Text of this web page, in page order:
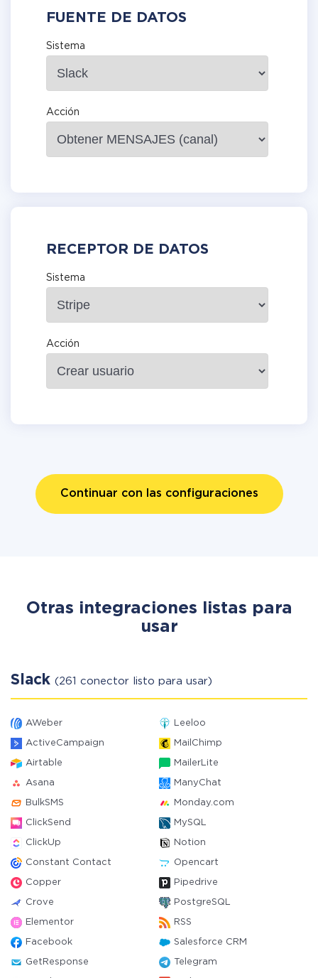
FUENTE DE DATOS
Sistema
Acción
RECEPTOR DE DATOS
Sistema
Acción
Continuar con las configuraciones
Otras integraciones listas para
usar
Slack (261 conector listo para usar)
AWeber Leeloo
ActiveCampaign MailChimp
Airtable MailerLite
Asana ManyChat
BulkSMS Monday.com
ClickSend MySQL
ClickUp Notion
Constant Contact Opencart
Copper Pipedrive
Crove PostgreSQL
Elementor RSS
Facebook Salesforce CRM
GetResponse Telegram